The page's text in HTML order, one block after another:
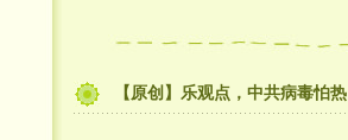
【原创】乐观点，中共病毒怕热